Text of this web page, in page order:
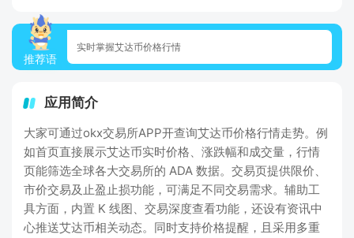
推荐语
实时掌握艾达币价格行情
应用简介
大家可通过okx交易所APP开查询艾达币价格行情走势。例
如首页直接展示艾达币实时价格、涨跌幅和成交量，行情
页能筛选全球各大交易所的 ADA 数据。交易页提供限价、
市价交易及止盈止损功能，可满足不同交易需求。辅助工
具方面，内置 K 线图、交易深度查看功能，还设有资讯中
心推送艾达币相关动态。同时支持价格提醒，且采用多重